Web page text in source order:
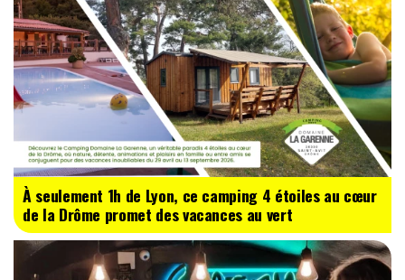
À seulement 1h de Lyon, ce camping 4 étoiles au cœur
de la Drôme promet des vacances au vert